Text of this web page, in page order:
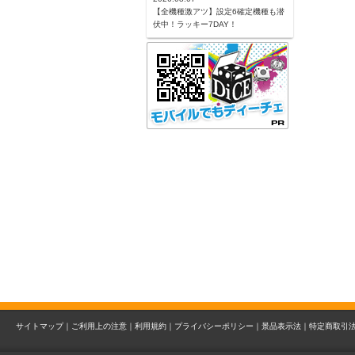
【全機種激アツ】設定6確定機種も潜
伏中！ラッキー7DAY！
サイトマップ｜ ご利用上の注意｜ 利用規約｜ プライバシーポリシー｜ 景品表示法｜ 特定商取引